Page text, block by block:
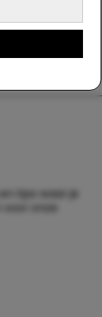
tips waar je
onze